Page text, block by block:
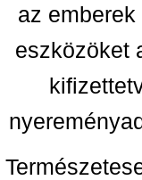
az
eszközöket